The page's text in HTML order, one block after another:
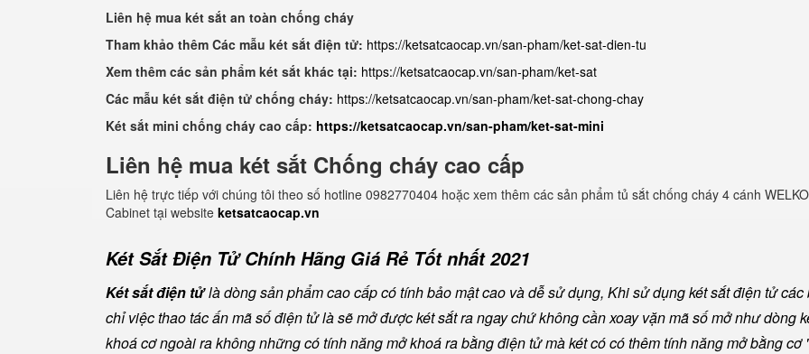
Liên hệ mua két sắt an toàn chống cháy
Tham khảo thêm Các mẫu két sắt điện tử: https://ketsatcaocap.vn/san-pham/ket-sat-dien-tu
Xem thêm các sản phẩm két sắt khác tại: https://ketsatcaocap.vn/san-pham/ket-sat
Các mẫu két sắt điện tử chống cháy: https://ketsatcaocap.vn/san-pham/ket-sat-chong-chay
Két sắt mini chống cháy cao cấp: https://ketsatcaocap.vn/san-pham/ket-sat-mini
Liên hệ mua két sắt Chống cháy cao cấp
Liên hệ trực tiếp với chúng tôi theo số hotline 0982770404 hoặc xem thêm các sản phẩm tủ sắt chống cháy 4 cánh
Cabinet tại website ketsatcaocap.vn
Két Sắt Điện Tử Chính Hãng Giá Rẻ Tốt nhất 2021
Két sắt điện tửlà dòng sản phẩm cao cấp có tính bảo mật cao và dễ sử dụng, Khi sử dụng két sắt điện tử các
chỉ việc thao tác ấn mã số điện tử là sẽ mở được két sắt ra ngay chứ không cần xoay vặn mã số mở như dòng
khoá cơ ngoài ra không những có tính năng mở khoá ra bằng điện tử mà két có có thêm tính năng mở bằng cơ